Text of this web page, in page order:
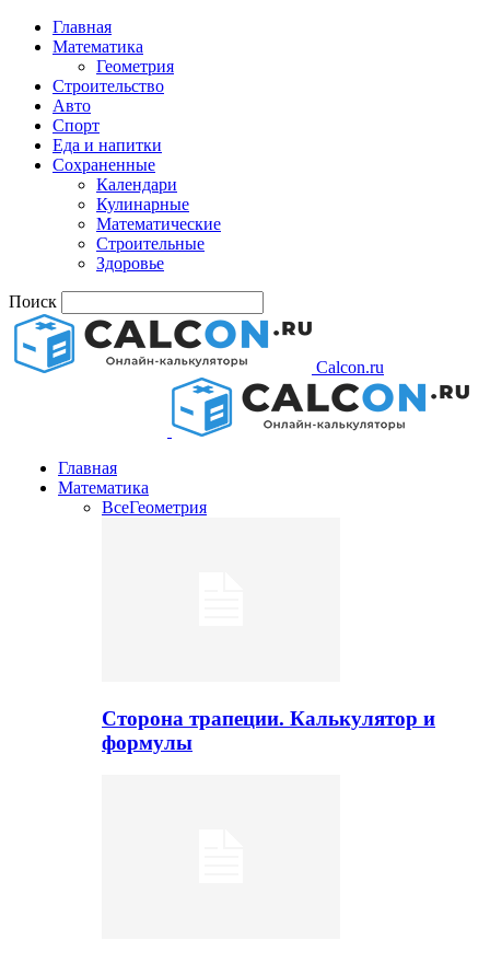
Главная
Математика
Геометрия
Строительство
Авто
Спорт
Еда и напитки
Сохраненные
Календари
Кулинарные
Математические
Строительные
Здоровье
Поиск
Calcon.ru
Главная
Математика
ВсеГеометрия
Сторона трапеции. Калькулятор и
формулы